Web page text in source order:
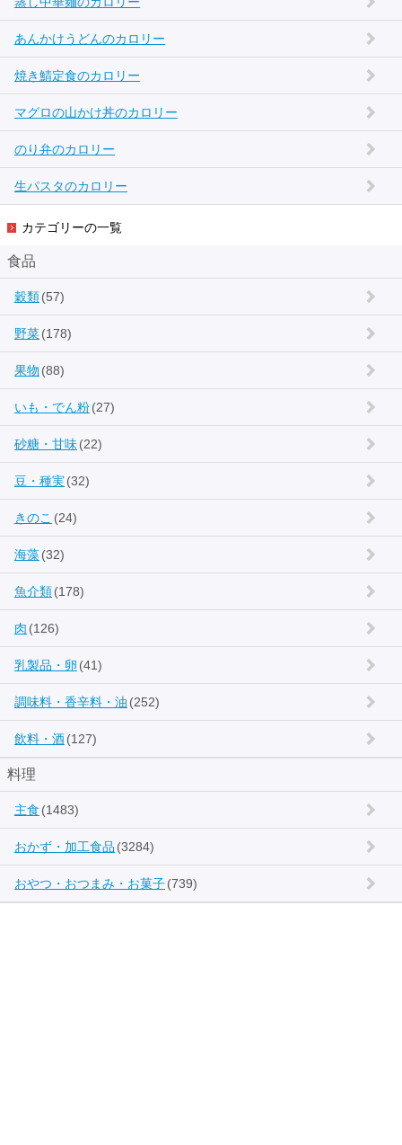
あんかけうどんのカロリー
焼き鯖定食のカロリー
マグロの山かけ丼のカロリー
のり弁のカロリー
生パスタのカロリー
カテゴリーの一覧
食品
穀類(57)
野菜(178)
果物 (88)
いも・でん粉(27)
砂糖・甘味(22)
豆・種実(32)
きのこ (24)
海藻(32)
魚介類(178)
肉 (126)
乳製品・卵 (41)
調味料・香辛料・油 (252)
飲料・酒(127)
料理
主食 (1483)
おかず・加工食品 (3284)
おやつ・おつまみ・お菓子(739)